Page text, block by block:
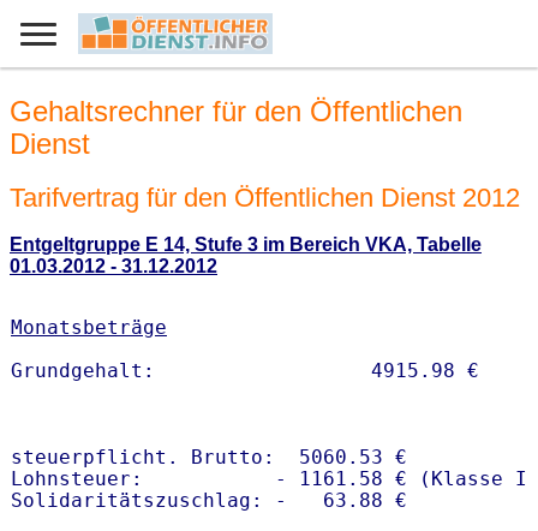
Gehaltsrechner für den Öffentlichen
Dienst
Tarifvertrag für den Öffentlichen Dienst 2012
Entgeltgruppe E 14, Stufe 3 im Bereich VKA, Tabelle
01.03.2012 - 31.12.2012
Monatsbeträge
steuerpflicht. Brutto:  5060.53 €
Lohnsteuer:           - 1161.58 € (Klasse I)
Solidaritätszuschlag: -   63.88 €